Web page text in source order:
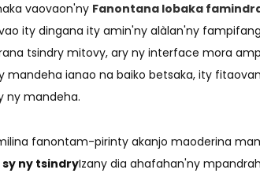
vaovaon'ny Fanontana lobaka
ity dingana ity amin'ny alàlan'ny
tsindry mitovy, ary ny interface mora
ianao na baiko betsaka, ity
ny mandeha.
fanontam-pirinty akanjo maoderina
ny tsindryIzany dia ahafahan'ny